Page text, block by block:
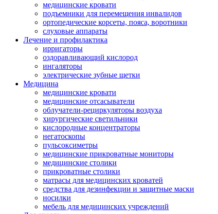
медицинские кровати
подъемники для перемещения инвалидов
ортопедические корсеты, пояса, воротники
слуховые аппараты
Лечение и профилактика
ирригаторы
оздоравливающий кислород
ингаляторы
электрические зубные щетки
Медицина
медицинские кровати
медицинские отсасыватели
облучатели-рециркуляторы воздуха
хирургические светильники
кислородные концентраторы
негатоскопы
пульсоксиметры
медицинские прикроватные мониторы
медицинские столики
прикроватные столики
матрасы для медицинских кроватей
средства для дезинфекции и защитные маски
носилки
мебель для медицинских учреждений